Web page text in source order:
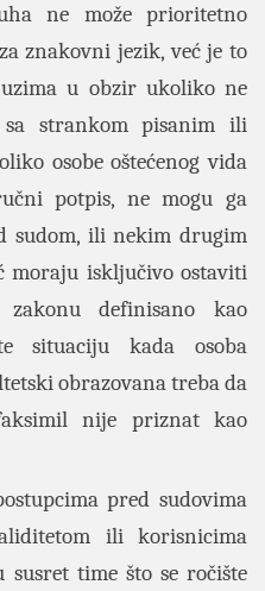
ne može prioritetno
znakovni jezik, već je to
u obzir ukoliko ne
sa strankom pisanim ili
osobe oštećenog vida
potpis, ne mogu ga
sudom, ili nekim drugim
moraju isključivo ostaviti
definisano kao
situaciju kada osoba
obrazovana treba da
nije priznat kao
pred sudovima
ili korisnicima
susret time što se ročište